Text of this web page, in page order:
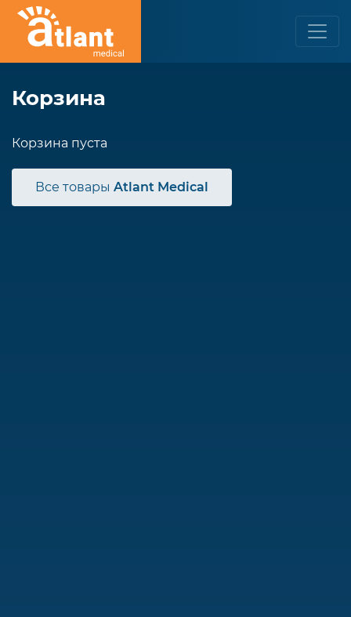
Корзина
Корзина пуста
Все товары Atlant Medical